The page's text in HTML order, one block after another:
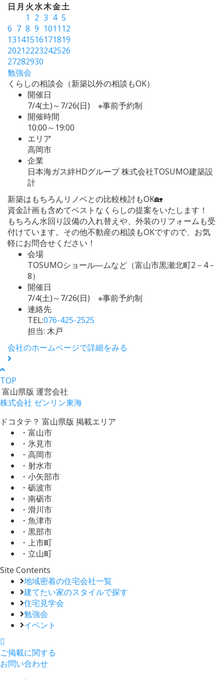
日 月 火水木金土
1 2 3 4 5
6 7 8 9 1011 12
13141516171819
20212223242526
27282930
勉強会
くらしの相談会（新築以外の相談もOK）
開催日
7/4(土)～7/26(日) ※事前予約制
開催時間
10:00～19:00
エリア
高岡市
企業
日本海ガス絆HDグループ 株式会社TOSUMO建築設
計
新築はもちろんリノベとの比較検討もOK🏡
資金計画も含めてベストなくらしの提案をいたします！
もちろん水回り設備の入れ替えや、外装のリフォームも受
付けています。その他不動産の相談もOKですので、お気
軽にお問合せください！
会場
TOSUMOショール―ムなど（富山市黒瀬北町2－4－
8）
開催日
7/4(土)～7/26(日) ※事前予約制
連絡先
TEL:076-425-2525
担当: 木戸
会社のホームページで詳細をみる
TOP
富山県版 運営会社
株式会社 ゼンリン東海
ドコタテ？ 富山県版 掲載エリア
・富山市
・氷見市
・高岡市
・射水市
・小矢部市
・砺波市
・南砺市
・滑川市
・魚津市
・黒部市
・上市町
・立山町
Site Contents
地域密着の住宅会社一覧
建てたい家のスタイルで探す
住宅見学会
勉強会
イベント
ご掲載に関する
お問い合わせ